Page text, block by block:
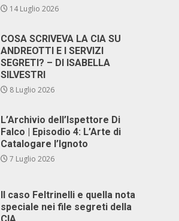
14 Luglio 2026
COSA SCRIVEVA LA CIA SU
ANDREOTTI E I SERVIZI
SEGRETI? – DI ISABELLA
SILVESTRI
8 Luglio 2026
L’Archivio dell’Ispettore Di
Falco | Episodio 4: L’Arte di
Catalogare l’Ignoto
7 Luglio 2026
Il caso Feltrinelli e quella nota
speciale nei file segreti della